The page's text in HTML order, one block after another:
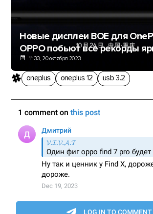
Новые дисплеи BOE для
OPPO побьют все рекорды
11:33, 20 октября 2023
oneplus oneplus 12 usb 3.2